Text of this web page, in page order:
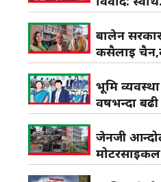
बालेन
कसैलाई
भूमि
वर्षभन्दा
जेनजी